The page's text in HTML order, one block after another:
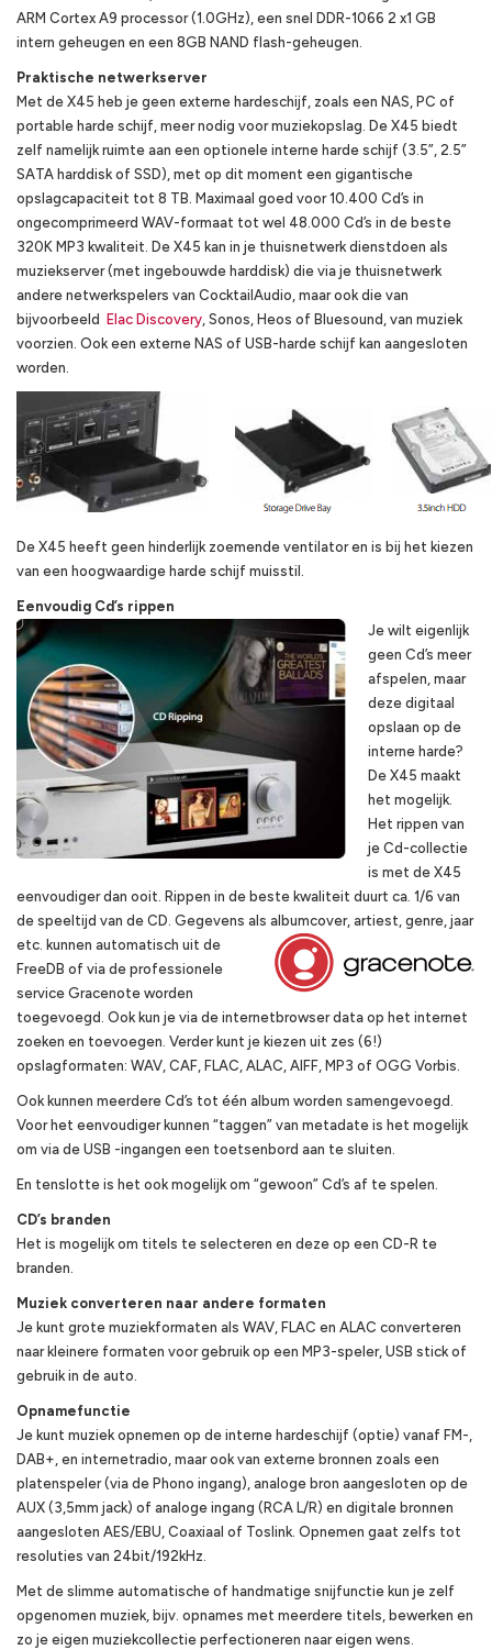
ARM Cortex A9 processor (1.0GHz), een snel DDR-1066 2 x1 GB
intern geheugen en een 8GB NAND flash-geheugen.
Praktische netwerkserver
Met de X45 heb je geen externe hardeschijf, zoals een NAS, PC of
portable harde schijf, meer nodig voor muziekopslag. De X45 biedt
zelf namelijk ruimte aan een optionele interne harde schijf (3.5”, 2.5”
SATA harddisk of SSD), met op dit moment een gigantische
opslagcapaciteit tot 8 TB. Maximaal goed voor 10.400 Cd’s in
ongecomprimeerd WAV-formaat tot wel 48.000 Cd’s in de beste
320K MP3 kwaliteit. De X45 kan in je thuisnetwerk dienstdoen als
muziekserver (met ingebouwde harddisk) die via je thuisnetwerk
andere netwerkspelers van CocktailAudio, maar ook die van
bijvoorbeeld
Elac Discovery, Sonos, Heos of Bluesound, van muziek
voorzien. Ook een externe NAS of USB-harde schijf kan aangesloten
worden.
De X45 heeft geen hinderlijk zoemende ventilator en is bij het kiezen
van een hoogwaardige harde schijf muisstil.
Eenvoudig Cd’s rippen
Je wilt eigenlijk
geen Cd’s meer
afspelen, maar
deze digitaal
opslaan op de
interne harde?
De X45 maakt
het mogelijk.
Het rippen van
je Cd-collectie
is met de X45
eenvoudiger dan ooit. Rippen in de beste kwaliteit duurt ca. 1/6 van
de speeltijd van de CD. Gegevens als albumcover, artiest, genre, jaar
etc. kunnen automatisch uit de
FreeDB of via de professionele
service Gracenote worden
toegevoegd. Ook kun je via de internetbrowser data op het internet
zoeken en toevoegen. Verder kunt je kiezen uit zes (6!)
opslagformaten: WAV, CAF, FLAC, ALAC, AIFF, MP3 of OGG Vorbis.
Ook kunnen meerdere Cd’s tot één album worden samengevoegd.
Voor het eenvoudiger kunnen “taggen” van metadate is het mogelijk
om via de USB -ingangen een toetsenbord aan te sluiten.
En tenslotte is het ook mogelijk om “gewoon” Cd’s af te spelen.
CD’s branden
Het is mogelijk om titels te selecteren en deze op een CD-R te
branden.
Muziek converteren naar andere formaten
Je kunt grote muziekformaten als WAV, FLAC en ALAC converteren
naar kleinere formaten voor gebruik op een MP3-speler, USB stick of
gebruik in de auto.
Opnamefunctie
Je kunt muziek opnemen op de interne hardeschijf (optie) vanaf FM-,
DAB+, en internetradio, maar ook van externe bronnen zoals een
platenspeler (via de Phono ingang), analoge bron aangesloten op de
AUX (3,5mm jack) of analoge ingang (RCA L/R) en digitale bronnen
aangesloten AES/EBU, Coaxiaal of Toslink. Opnemen gaat zelfs tot
resoluties van 24bit/192kHz.
Met de slimme automatische of handmatige snijfunctie kun je zelf
opgenomen muziek, bijv. opnames met meerdere titels, bewerken en
zo je eigen muziekcollectie perfectioneren naar eigen wens.